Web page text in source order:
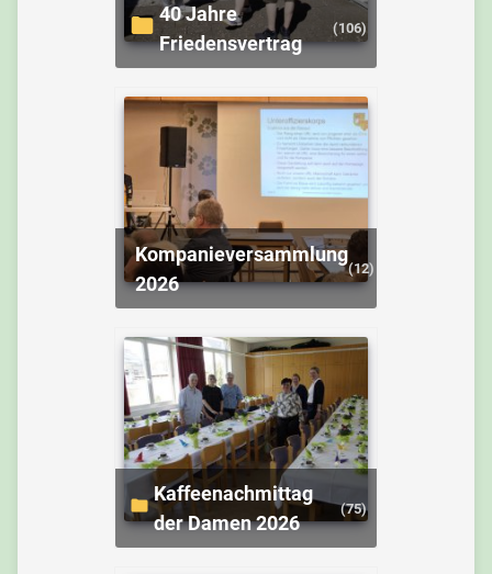
40 Jahre
Friedensvertrag
(106)
Kompanieversammlung
2026
(12)
Kaffeenachmittag
der Damen 2026
(75)